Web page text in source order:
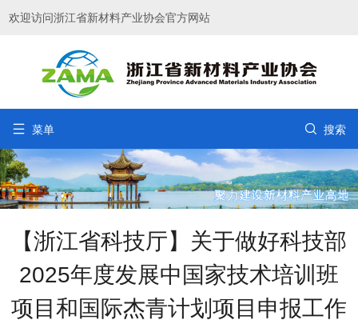
欢迎访问浙江省新材料产业协会官方网站
 菜单  搜索
【浙江省科技厅】关于做好科技部
2025年度发展中国家技术培训班
项目和国际杰青计划项目申报工作